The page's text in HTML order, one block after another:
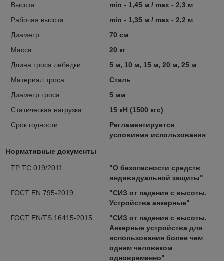
Высота
min - 1,45 м / max - 2,3 м
Рабочая высота
min - 1,35 м / max - 2,2 м
Диаметр
70 см
Масса
20 кг
Длина троса лебедки
5 м, 10 м, 15 м, 20 м, 25 м
Материал троса
Сталь
Диаметр троса
5 мм
Статическая нагрузка
15 кН (1500 кгс)
Срок годности
Регламентируется
условиями использования
Нормативные документы
ТР ТС 019/2011
"О безопасности средств
индивидуальной защиты"
ГОСТ EN 795-2019
"СИЗ от падения с высоты.
Устройства анкерные"
ГОСТ EN/TS 16415-2015
"СИЗ от падения с высоты.
Анкерные устройства для
использования более чем
одним человеком
одновременно"